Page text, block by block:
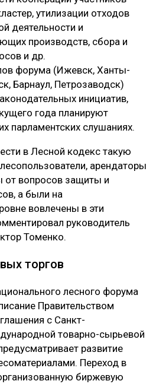
утилизации отходов
деятельности и
производств, сбора и
и др.
форума (Ижевск, Ханты-
Барнаул, Петрозаводск)
инициатив,
года планируют
парламентских слушаниях.
в Лесной кодекс такую
арендаторы
от вопросов защиты и
а были на
вовлечены в эти
руководитель
Томенко.
торгов
лесного форума
Правительством
с Санкт-
товарно-сырьевой
развитие
Переход в
биржевую